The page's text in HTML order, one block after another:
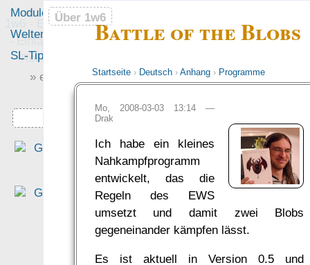
1w6 - Ein Würfel System
- Einfach saubere, freie
Rollenspiel-Regeln
Battle of the Blobs
Startseite› Deutsch› Anhang› Programme
Mo, 2008-03-03 13:14 —
Drak
Ich habe ein kleines
Nahkampfprogramm
entwickelt, das die
Regeln des EWS
umsetzt und damit zwei Blobs
gegeneinander kämpfen lässt.
Es ist aktuell in Version 0.5 und
Über 1w6
Module
Welten
Foren
SL-Tipps
» einfach saubere «
» Regeln «
Über 1w6
Downloads
?
„Eine interessante
richtung, die sich für mich
altem DSA Spieler fast
ungewohnt schlank anfühlt.“
— Philipp von Phönixbanner
was Leute sagen…